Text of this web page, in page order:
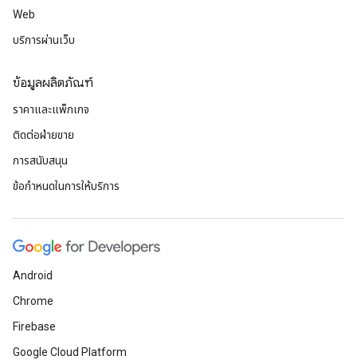
Web
บริการผ่านเว็บ
ข้อมูลผลิตภัณฑ์
ราคาและแพ็กเกจ
ติดต่อฝ่ายขาย
การสนับสนุน
ข้อกำหนดในการให้บริการ
Android
Chrome
Firebase
Google Cloud Platform